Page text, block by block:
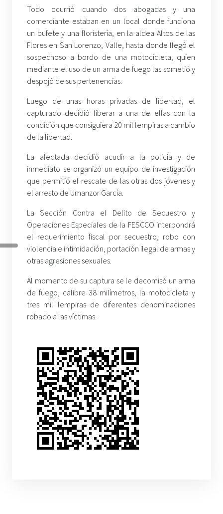
Todo ocurrió cuando dos abogadas y una
comerciante estaban en un local donde funciona
un bufete y una floristería, en la aldea Altos de las
Flores en San Lorenzo, Valle, hasta donde llegó el
sospechoso a bordo de una motocicleta, quien
mediante el uso de un arma de fuego las sometió y
despojó de sus pertenencias.
Luego de unas horas privadas de libertad, el
capturado decidió liberar a una de ellas con la
condición que consiguiera 20 mil lempiras a cambio
de la libertad.
La afectada decidió acudir a la policía y de
inmediato se organizó un equipo de investigación
que permitió el rescate de las otras dos jóvenes y
el arresto de Umanzor García.
La Sección Contra el Delito de Secuestro y
Operaciones Especiales de la FESCCO interpondrá
el requerimiento fiscal por secuestro, robo con
violencia e intimidación, portación ilegal de armas y
otras agresiones sexuales.
Al momento de su captura se le decomisó un arma
de fuego, calibre 38 milímetros, la motocicleta y
tres mil lempiras de diferentes denominaciones
robado a las víctimas.